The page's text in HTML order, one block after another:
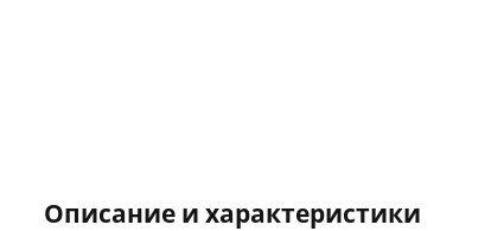
Описание и характеристики